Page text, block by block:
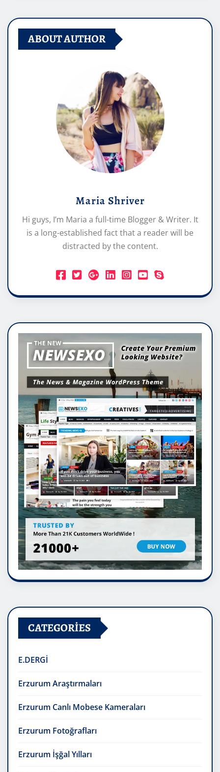
ABOUT AUTHOR
Maria Shriver
Hi guys, I’m Maria a full-time Blogger & Writer. It
is a long-established fact that a reader will be
distracted by the content.
CATEGORIES
E.DERGİ
Erzurum Araştırmaları
Erzurum Canlı Mobese Kameraları
Erzurum Fotoğrafları
Erzurum İşğal Yılları